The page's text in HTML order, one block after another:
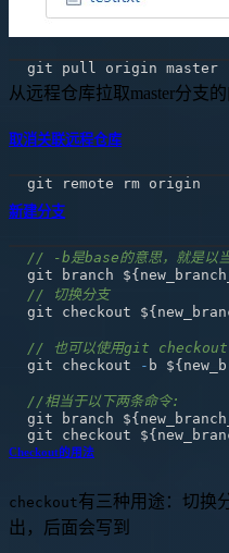
从远程仓库拉取master分支
取消关联远程仓库
新建分支
// -b是base的意思，就是以当
git branch ${
// 切换分支
git checkout ${
// 也可以使用git checkout
git checkout
- b ${
//相当于以下两条命令:
git branch ${
git checkout ${
Checkout的用法
checkout有三种用途：切换
出，后面会写到